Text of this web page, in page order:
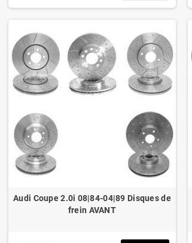
Audi Coupe 2.0i 08|84-04|89 Disques de
frein AVANT